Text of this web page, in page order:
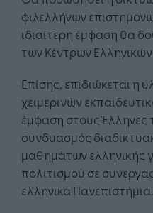
φιλελλήνων
ιδιαίτερη έμφαση θα
των Κέντρων
Επίσης, επιδιώκεται η
χειμερινών
έμφαση στους Έλληνες
συνδυασμός
μαθημάτων ελληνικής
πολιτισμού σε
ελληνικά Πανεπιστήμια.